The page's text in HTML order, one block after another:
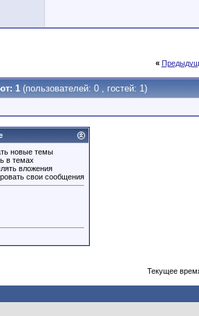
«
1 (пользователей: 0 , гостей: 1)
новые темы
в темах
вложения
свои сообщения
Текущее